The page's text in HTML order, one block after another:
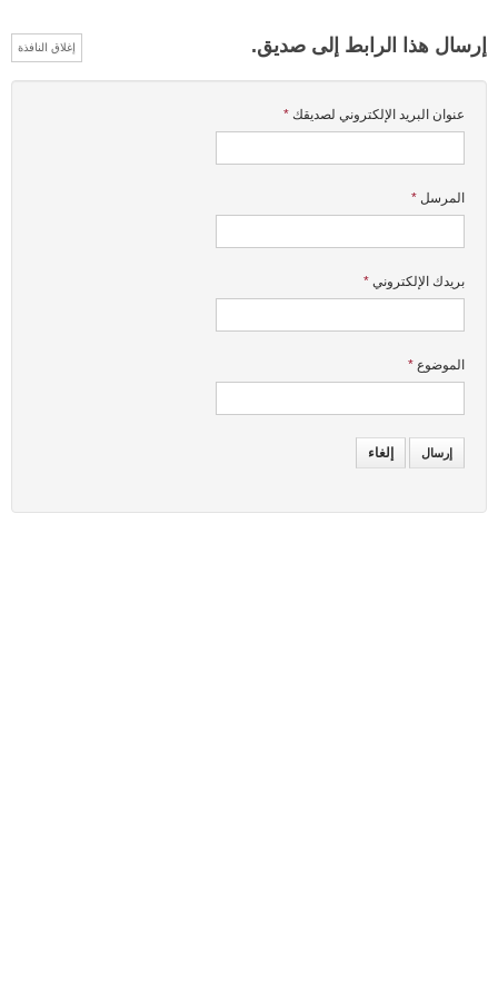
إرسال هذا الرابط إلى صديق. إغلاق النافذة
عنوان البريد الإلكتروني لصديقك *
المرسل *
بريدك الإلكتروني *
الموضوع *
إرسال إلغاء